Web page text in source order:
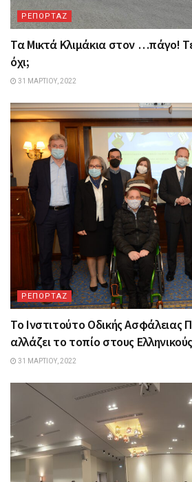
ΡΕΠΟΡΤΑΖ
Τα Mικτά Kλιμάκια στον …πάγο!
όχι;
31 ΜΑΡΤΊΟΥ, 2022
ΡΕΠΟΡΤΑΖ
Το Ινστιτούτο Οδικής Ασφάλειας
αλλάζει το τοπίο στους
31 ΜΑΡΤΊΟΥ, 2022